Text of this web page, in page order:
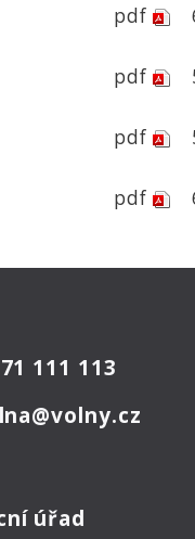
pdf
pdf
pdf
pdf
111 113
úřad